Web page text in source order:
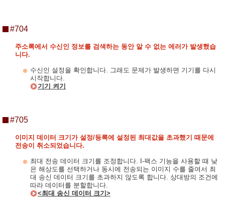
#704
주소록에서 수신인 정보를 검색하는 동안 알 수 없는 에러가 발생했습
니다.
수신인 설정을 확인합니다. 그래도 문제가 발생하면 기기를 다시
시작합니다.
기기 켜기
#705
이미지 데이터 크기가 설정/등록에 설정된 최대값을 초과했기 때문에
전송이 취소되었습니다.
최대 전송 데이터 크기를 조정합니다. I-팩스 기능을 사용할 때 낮
은 해상도를 선택하거나 동시에 전송되는 이미지 수를 줄여서 최
대 송신 데이터 크기를 초과하지 않도록 합니다. 상대방의 조건에
따라 데이터를 분할합니다.
<최대 송신 데이터 크기>